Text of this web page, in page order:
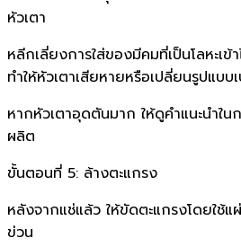
หัวเตา
หลีกเลี่ยงการใส่ของมีคมที่เป็นโลหะเข้า
ทำให้หัวเตาเสียหายหรือเปลี่ยนรูปแบบ
หากหัวเตาอุดตันมาก ให้ดูคำแนะนำใน
ผลิต
ขั้นตอนที่ 5: ล้างตะแกรง
หลังจากแช่แล้ว ให้ขัดตะแกรงโดยใช้
ข่วน